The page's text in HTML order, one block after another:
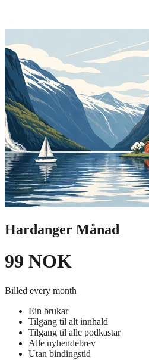
Hardanger Månad
99 NOK
Billed every month
Ein brukar
Tilgang til alt innhald
Tilgang til alle podkastar
Alle nyhendebrev
Utan bindingstid